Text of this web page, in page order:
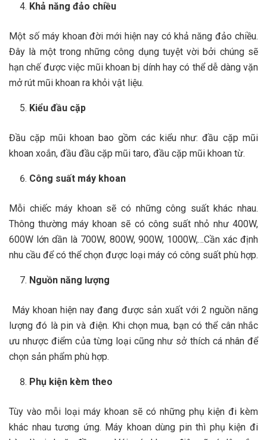
Khả năng đảo chiều
Một số máy khoan đời mới hiện nay có khả năng đảo chiều.
Đây là một trong những công dụng tuyệt vời bởi chúng sẽ
hạn chế được việc mũi khoan bị dính hay có thể dễ dàng vặn
mở rút mũi khoan ra khỏi vật liệu.
Kiểu đầu cặp
Đầu cặp mũi khoan bao gồm các kiểu như: đầu cặp mũi
khoan xoắn, đầu đầu cặp mũi taro, đầu cặp mũi khoan từ.
Công suất máy khoan
Mỗi chiếc máy khoan sẽ có những công suất khác nhau.
Thông thường máy khoan sẽ có công suất nhỏ như 400W,
600W lớn dần là 700W, 800W, 900W, 1000W,…Cần xác định
nhu cầu để có thể chọn được loại máy có công suất phù hợp.
Nguồn năng lượng
Máy khoan hiện nay đang được sản xuất với 2 nguồn năng
lượng đó là pin và điện. Khi chọn mua, bạn có thể cân nhắc
ưu nhược điểm của từng loại cũng như sở thích cá nhân để
chọn sản phẩm phù hợp.
Phụ kiện kèm theo
Tùy vào mỗi loại máy khoan sẽ có những phụ kiện đi kèm
khác nhau tương ứng. Máy khoan dùng pin thì phụ kiện đi